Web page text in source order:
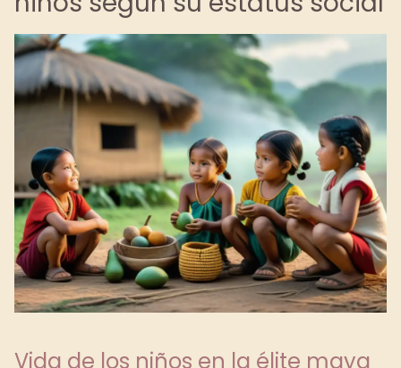
Vida de los niños en la élite maya